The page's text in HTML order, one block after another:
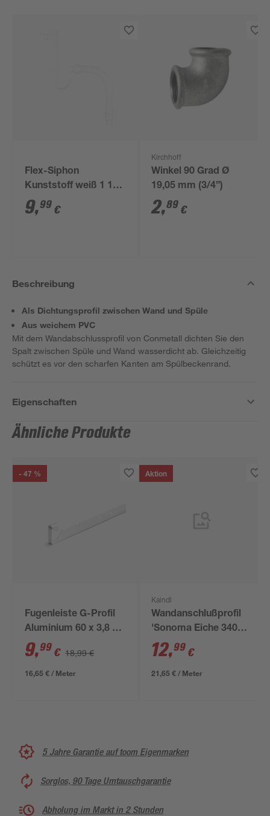
Flex-Siphon
Kunststoff weiß 1 1/2'
x 40/50 mm
9,99 €
Kirchhoff
Winkel 90 Grad Ø
19,05 mm (3/4”)
2,89 €
Beschreibung
Als Dichtungsprofil zwischen Wand und Spüle
Aus weichem PVC
Mit dem Wandabschlussprofil von Conmetall dichten Sie den
Spalt zwischen Spüle und Wand wasserdicht ab. Gleichzeitig
schützt es vor den scharfen Kanten am Spülbeckenrand.
Eigenschaften
Ähnliche Produkte
- 47 %
Fugenleiste G-Profil
Aluminium 60 x 3,8 x
1,2 cm
9,99 € 18,99 €
16,65 € / Meter
Aktion
Kaindl
Wandanschlußprofil
'Sonoma Eiche 34038'
hellbraun 600 x 16 x
28 mm
12,99 €
21,65 € / Meter
5 Jahre Garantie auf toom Eigenmarken
Sorglos, 90 Tage Umtauschgarantie
Abholung im Markt in 2 Stunden